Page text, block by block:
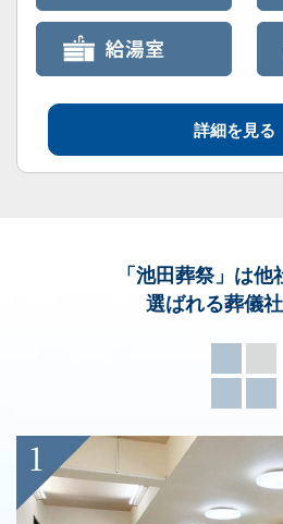
詳細を見る
「池田葬祭」 は他
選ばれる葬儀社